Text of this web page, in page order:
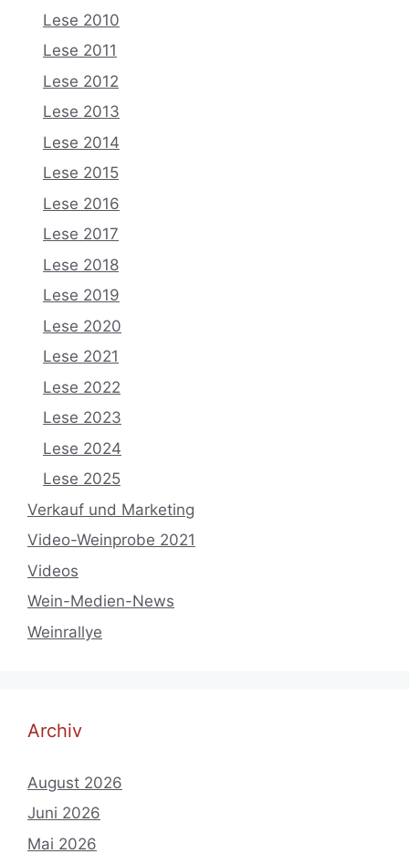
Lese 2010
Lese 2011
Lese 2012
Lese 2013
Lese 2014
Lese 2015
Lese 2016
Lese 2017
Lese 2018
Lese 2019
Lese 2020
Lese 2021
Lese 2022
Lese 2023
Lese 2024
Lese 2025
Verkauf und Marketing
Video-Weinprobe 2021
Videos
Wein-Medien-News
Weinrallye
Archiv
August 2026
Juni 2026
Mai 2026